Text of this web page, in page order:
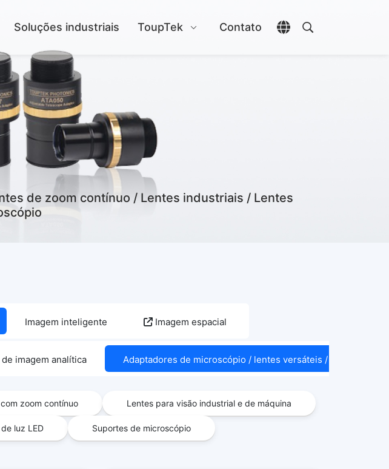
Soluções industriais ToupTek Contato
Abrir seletor de
Abrir pesquisa
de zoom contínuo / Lentes industriais / Lentes
Imagem inteligente Imagem espacial
imagem analítica Adaptadores de microscópio / lentes versáteis / acessórios
zoom contínuo Lentes para visão industrial e de máquina
luz LED Suportes de microscópio